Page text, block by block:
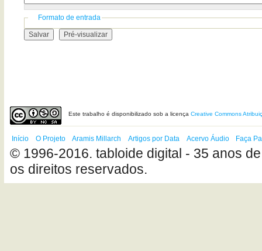
Formato de entrada
Estetrabalho é disponibilizado sob a licençaCreative Commons
Início O Projeto Aramis Millarch Artigos por Data Acervo Áudio Faça
© 1996-2016. tabloide digital - 35 anos
os direitos reservados.